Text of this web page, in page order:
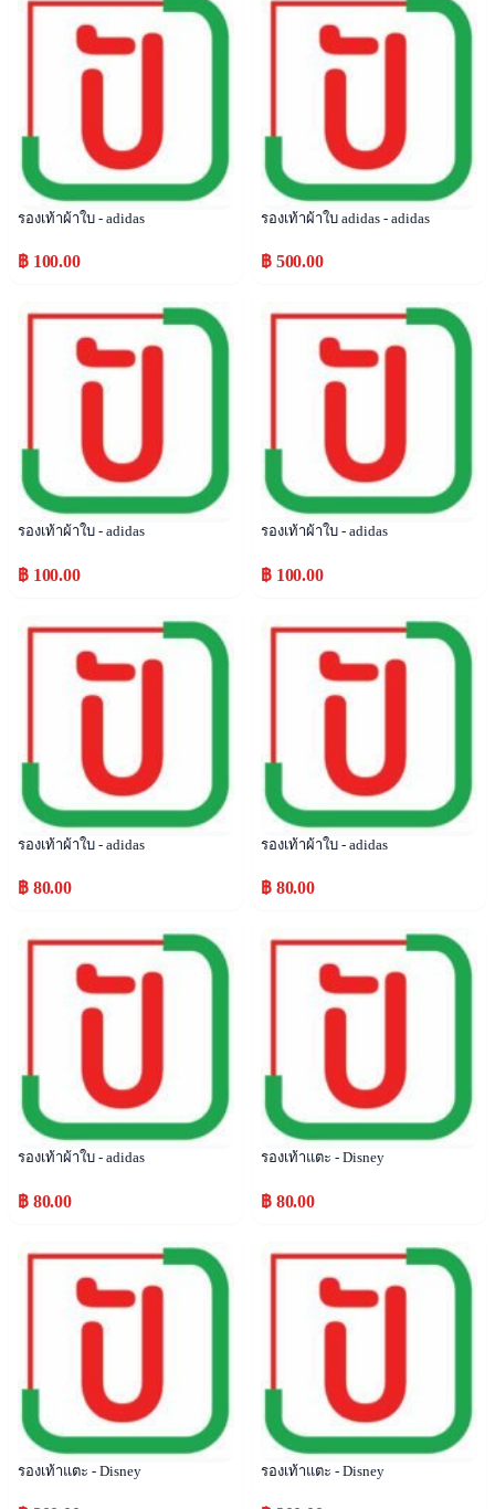
Popular
รองเท้าผ้าใบ - adidas
฿ 100.00
Popular
รองเท้าผ้าใบ adidas - adidas
฿ 500.00
Popular
รองเท้าผ้าใบ - adidas
฿ 100.00
Popular
รองเท้าผ้าใบ - adidas
฿ 100.00
Popular
รองเท้าผ้าใบ - adidas
฿ 80.00
Popular
รองเท้าผ้าใบ - adidas
฿ 80.00
Popular
รองเท้าผ้าใบ - adidas
฿ 80.00
Popular
รองเท้าแตะ - Disney
฿ 80.00
Popular
รองเท้าแตะ - Disney
Popular
รองเท้าแตะ - Disney